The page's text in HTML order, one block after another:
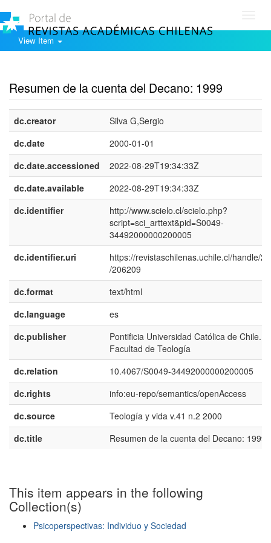
View Item
Resumen de la cuenta del Decano: 1999
dc.creator
Silva G,Sergio
dc.date
2000-01-01
dc.date.accessioned
2022-08-29T19:34:33Z
dc.date.available
2022-08-29T19:34:33Z
dc.identifier
http://www.scielo.cl/scielo.php?
script=sci_arttext&pid=S0049-
34492000000200005
dc.identifier.uri
https://revistaschilenas.uchile.cl/handle/
/206209
dc.format
text/html
dc.language
es
dc.publisher
Pontificia Universidad Católica de Chile.
Facultad de Teología
dc.relation
10.4067/S0049-34492000000200005
dc.rights
info:eu-repo/semantics/openAccess
dc.source
Teología y vida v.41 n.2 2000
dc.title
Resumen de la cuenta del Decano: 1999
This item appears in the following
Collection(s)
Psicoperspectivas: Individuo y Sociedad